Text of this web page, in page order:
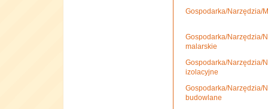
Gospodarka/Narzędzia/
Gospodarka/Narzędzia/
malarskie
Gospodarka/Narzędzia/
izolacyjne
Gospodarka/Narzędzia/
budowlane